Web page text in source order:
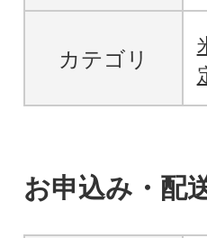
カテゴリ
お申込み・配